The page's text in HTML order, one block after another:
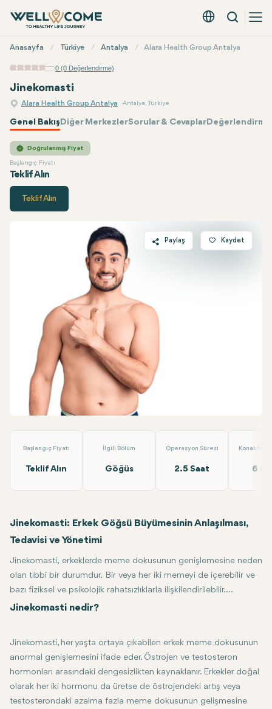
Türkçe - EUR
Arama
Menü
Anasayfa Türkiye Antalya Alara Health Group Antalya
0 (0 Değerlendirme)
Jinekomasti
Alara Health Group Antalya Antalya, Türkiye
Genel BakışDiğer MerkezlerSorular & Cevaplar
Doğrulanmış Fiyat
Başlangıç Fiyatı
Teklif Alın
Alara Health GroupFiyatı
Teklif Alın
Paylaş Kaydet
Başlangıç Fiyatı
Teklif Alın
İlgili Bölüm
Göğüs
Operasyon Süresi
2.5 Saat 6
Jinekomasti: Erkek Göğsü Büyümesinin Anlaşılması,
Tedavisi ve Yönetimi
Jinekomasti, erkeklerde meme dokusunun genişlemesine neden
olan tıbbi bir durumdur. Bir veya her iki memeyi de içerebilir ve
bazı fiziksel ve psikolojik rahatsızlıklarla ilişkilendirilebilir.
Nispeten yaygın ve genellikle zararsız bir durum olmasına
semptomları, tedavileri ve durumunun nasıl yönetileceği,
farkındalık yaratmak ve duruma genel bir bakış sağlamak için
Jinekomasti nedir?
Jinekomasti, her yaşta ortaya çıkabilen erkek meme dokusunun
anormal genişlemesini ifade eder. Östrojen ve testosteron
hormonları arasındaki dengesizlikten kaynaklanır. Erkekler doğal
olarak her iki hormonu da üretse de östrojendeki artış veya
testosterondaki azalma fazla meme dokusunun gelişmesine